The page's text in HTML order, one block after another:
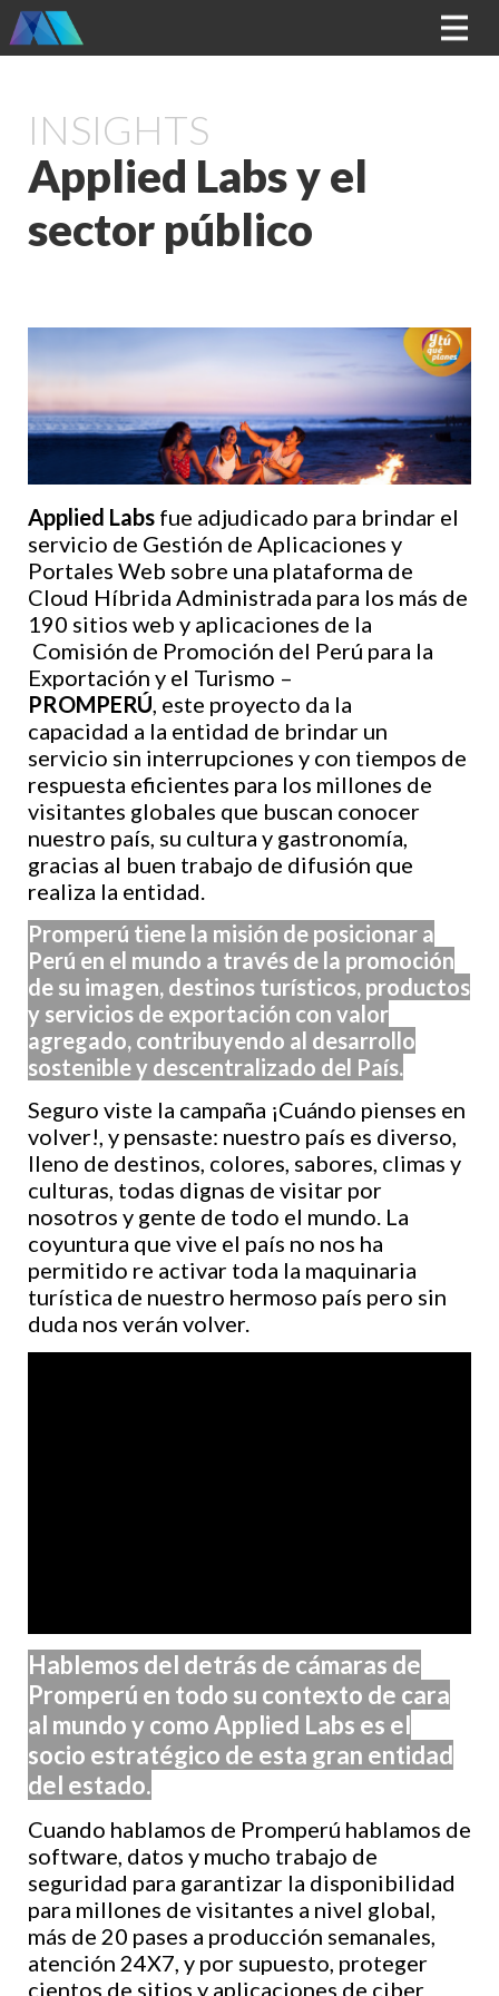
Applied MENU
INSIGHTS
Applied Labs y el
sector público
Applied Labs fue adjudicado para brindar el
servicio de Gestión de Aplicaciones y
Portales Web sobre una plataforma de
Cloud Híbrida Administrada para los más de
190 sitios web y aplicaciones de la
Comisión de Promoción del Perú para la
Exportación y el Turismo –
PROMPERÚ , este proyecto da la
capacidad a la entidad de brindar un
servicio sin interrupciones y con tiempos de
respuesta eficientes para los millones de
visitantes globales que buscan conocer
nuestro país, su cultura y gastronomía,
gracias al buen trabajo de difusión que
realiza la entidad.
Promperú tiene la misión de posicionar a
Perú en el mundo a través de la promoción
de su imagen, destinos turísticos, productos
y servicios de exportación con valor
agregado, contribuyendo al desarrollo
sostenible y descentralizado del País.
Seguro viste la campaña ¡Cuándo pienses en
volver!, y pensaste: nuestro país es diverso,
lleno de destinos, colores, sabores, climas y
culturas, todas dignas de visitar por
nosotros y gente de todo el mundo. La
coyuntura que vive el país no nos ha
permitido re activar toda la maquinaria
turística de nuestro hermoso país pero sin
duda nos verán volver.
Hablemos del detrás de cámaras de
Promperú en todo su contexto de cara
al mundo y como Applied Labs es el
socio estratégico de esta gran entidad
del estado.
Cuando hablamos de Promperú hablamos de
software, datos y mucho trabajo de
seguridad para garantizar la disponibilidad
para millones de visitantes a nivel global,
más de 20 pases a producción semanales,
atención 24X7, y por supuesto, proteger
cientos de sitios y aplicaciones de ciber